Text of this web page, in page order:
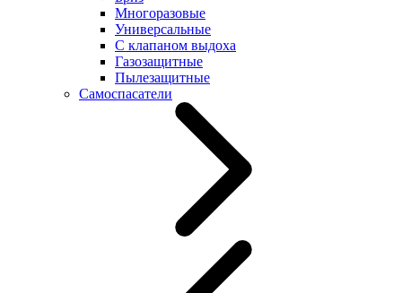
Многоразовые
Универсальные
С клапаном выдоха
Газозащитные
Пылезащитные
Самоспасатели